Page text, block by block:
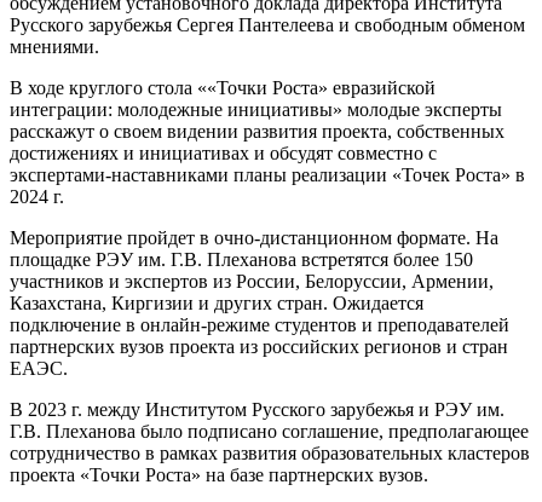
Русского зарубежья Сергея Пантелеева и свободным обменом
мнениями.
В ходе круглого стола ««Точки Роста» евразийской
интеграции: молодежные инициативы» молодые эксперты
расскажут о своем видении развития проекта, собственных
достижениях и инициативах и обсудят совместно с
экспертами-наставниками планы реализации «Точек Роста» в
2024 г.
Мероприятие пройдет в очно-дистанционном формате. На
площадке РЭУ им. Г.В. Плеханова встретятся более 150
участников и экспертов из России, Белоруссии, Армении,
Казахстана, Киргизии и других стран. Ожидается
подключение в онлайн-режиме студентов и преподавателей
партнерских вузов проекта из российских регионов и стран
ЕАЭС.
В 2023 г. между Институтом Русского зарубежья и РЭУ им.
Г.В. Плеханова было подписано соглашение, предполагающее
сотрудничество в рамках развития образовательных кластеров
проекта «Точки Роста» на базе партнерских вузов.